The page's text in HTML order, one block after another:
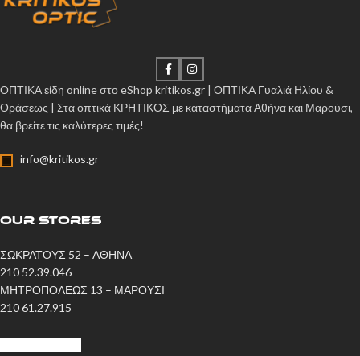
ΟΠΤΙΚΑ είδη online στο eShop kritikos.gr | ΟΠΤΙΚΑ Γυαλιά Ηλίου &
Οράσεως | Στα οπτικά ΚΡΗΤΙΚΟΣ με καταστήματα Αθήνα και Μαρούσι,
θα βρείτε τις καλύτερες τιμές!
info@kritikos.gr
OUR STORES
ΣΩΚΡΑΤΟΥΣ 52 – ΑΘΗΝΑ
210 52.39.046
ΜΗΤΡΟΠΟΛΕΩΣ 13 – ΜΑΡΟΥΣΙ
210 61.27.915